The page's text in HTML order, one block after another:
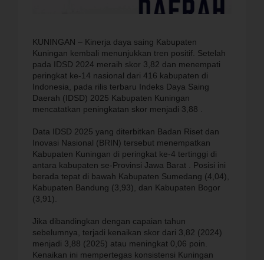
KUNINGAN – Kinerja daya saing Kabupaten
Kuningan kembali menunjukkan tren positif. Setelah
pada IDSD 2024 meraih skor 3,82 dan menempati
peringkat ke-14 nasional dari 416 kabupaten di
Indonesia, pada rilis terbaru Indeks Daya Saing
Daerah (IDSD) 2025 Kabupaten Kuningan
mencatatkan peningkatan skor menjadi 3,88 .
Data IDSD 2025 yang diterbitkan Badan Riset dan
Inovasi Nasional (BRIN) tersebut menempatkan
Kabupaten Kuningan di peringkat ke-4 tertinggi di
antara kabupaten se-Provinsi Jawa Barat . Posisi ini
berada tepat di bawah Kabupaten Sumedang (4,04),
Kabupaten Bandung (3,93), dan Kabupaten Bogor
(3,91).
Jika dibandingkan dengan capaian tahun
sebelumnya, terjadi kenaikan skor dari 3,82 (2024)
menjadi 3,88 (2025) atau meningkat 0,06 poin.
Kenaikan ini mempertegas konsistensi Kuningan